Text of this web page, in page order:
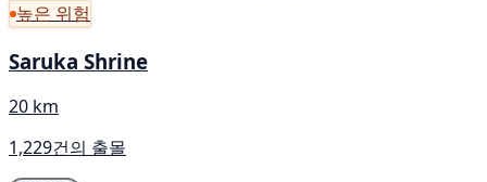
높은 위험
Saruka Shrine
20 km
1,229건의 출몰